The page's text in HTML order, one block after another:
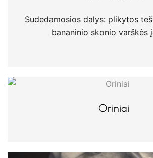
Sudedamosios dalys: plikytos
bananinio skonio varškės
Oriniai